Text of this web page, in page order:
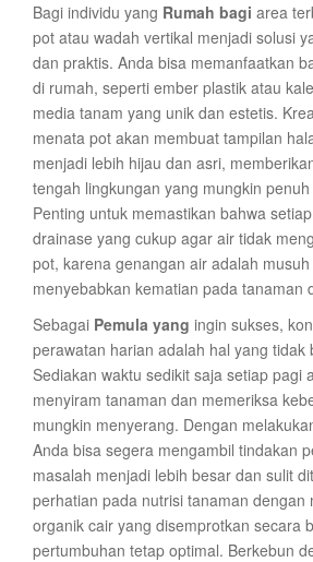
Bagi individu yang Rumah bagi area
pot atau wadah vertikal menjadi solusi
dan praktis. Anda bisa memanfaatkan
di rumah, seperti ember plastik atau
media tanam yang unik dan estetis.
menata pot akan membuat tampilan
menjadi lebih hijau dan asri,
tengah lingkungan yang mungkin
Penting untuk memastikan bahwa
drainase yang cukup agar air tidak
pot, karena genangan air adalah
menyebabkan kematian pada tanaman
Sebagai Pemula yang ingin sukses,
perawatan harian adalah hal yang tidak
Sediakan waktu sedikit saja setiap pagi
menyiram tanaman dan memeriksa
mungkin menyerang. Dengan
Anda bisa segera mengambil tindakan
masalah menjadi lebih besar dan sulit
perhatian pada nutrisi tanaman dengan
organik cair yang disemprotkan secara
pertumbuhan tetap optimal. Berkebun